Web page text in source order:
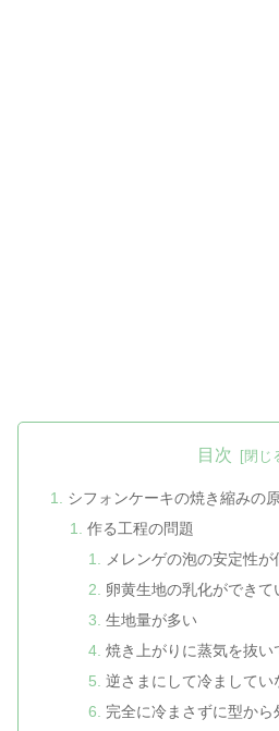
目次
シフォンケーキの焼き縮みの
作る工程の問題
メレンゲの泡の安定性が
卵黄生地の乳化ができて
生地量が多い
焼き上がりに蒸気を抜い
逆さまにして冷ましてい
完全に冷まさずに型から